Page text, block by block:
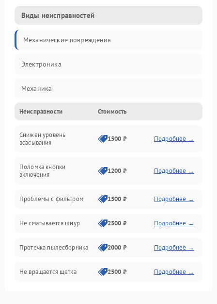
Виды неисправностей
Механические повреждения
Электроника
Механика
Электропитание
Всасывание
Неисправности Стоимость
Снижен уровень
всасывания
1500 ₽ Подробнее →
Поломка кнопки
включения
1200 ₽ Подробнее →
Проблемы с фильтром 1500 ₽ Подробнее →
Не сматывается шнур 2500 ₽ Подробнее →
Протечка пылесборника 2000 ₽ Подробнее →
Не вращается щетка 2500 ₽ Подробнее →